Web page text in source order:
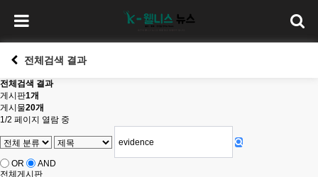
전체검색 결과
전체검색 결과
게시판1개
게시물20개
1/2 페이지 열람 중
OR
AND
전체게시판